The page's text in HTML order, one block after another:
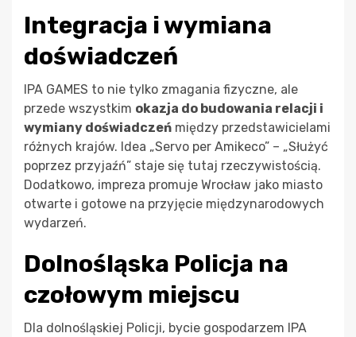
Integracja i wymiana
doświadczeń
IPA GAMES to nie tylko zmagania fizyczne, ale
przede wszystkim okazja do budowania relacji i
wymiany doświadczeń między przedstawicielami
różnych krajów. Idea „Servo per Amikeco” – „Służyć
poprzez przyjaźń” staje się tutaj rzeczywistością.
Dodatkowo, impreza promuje Wrocław jako miasto
otwarte i gotowe na przyjęcie międzynarodowych
wydarzeń.
Dolnośląska Policja na
czołowym miejscu
Dla dolnośląskiej Policji, bycie gospodarzem IPA